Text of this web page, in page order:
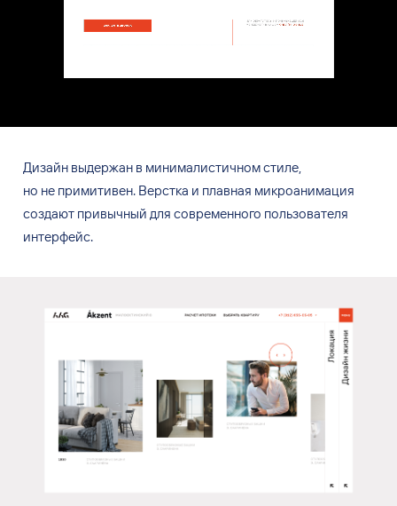
Дизайн выдержан в минималистичном стиле,
но не примитивен. Верстка и плавная микроанимация
создают привычный для современного пользователя
интерфейс.